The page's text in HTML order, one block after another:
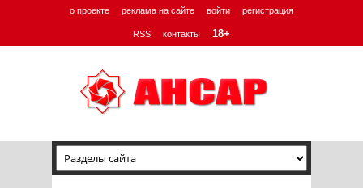
о проекте реклама на сайте войти регистрация
RSS контакты 18+